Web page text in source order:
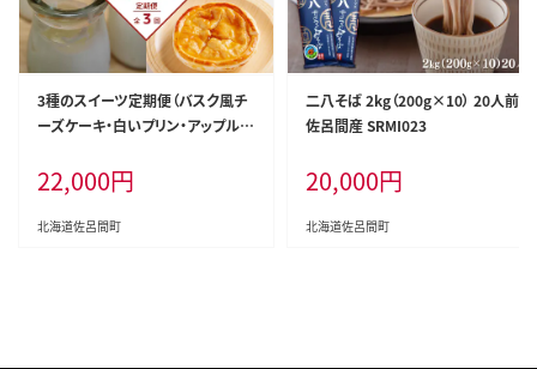
3種のスイーツ定期便（バスク風チ
ーズケーキ・白いプリン・アップルパ
22,000円
北海道佐呂間町
二八そば 2kg（200g×10） 20人前
佐呂間産 SRMI023
20,000円
北海道佐呂間町